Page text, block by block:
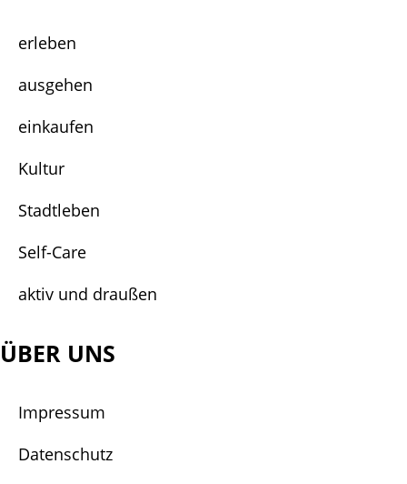
erleben
ausgehen
einkaufen
Kultur
Stadtleben
Self-Care
aktiv und draußen
ÜBER UNS
Impressum
Datenschutz